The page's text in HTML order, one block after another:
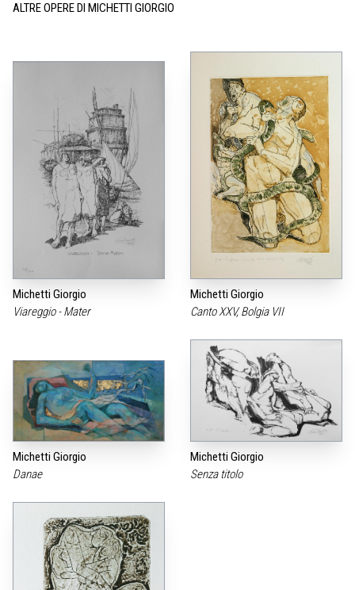
ALTRE OPERE DI MICHETTI GIORGIO
Michetti Giorgio
Viareggio - Mater
Michetti Giorgio
Canto XXV, Bolgia VII
Michetti Giorgio
Danae
Michetti Giorgio
Senza titolo